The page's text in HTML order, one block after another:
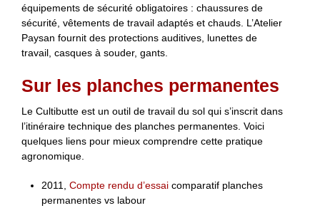
équipements de sécurité obligatoires : chaussures de
sécurité, vêtements de travail adaptés et chauds. L’Atelier
Paysan fournit des protections auditives, lunettes de
travail, casques à souder, gants.
Sur les planches permanentes
Le Cultibutte est un outil de travail du sol qui s’inscrit dans
l’itinéraire technique des planches permanentes. Voici
quelques liens pour mieux comprendre cette pratique
agronomique.
2011,Compte rendu d’essai comparatif planches
permanentes vs labour